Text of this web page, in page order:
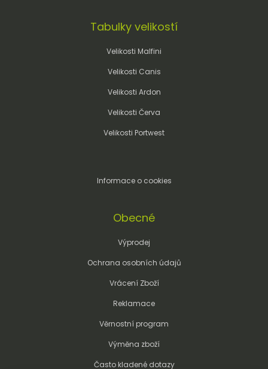
Tabulky velikostí
Velikosti Malfini
Velikosti Canis
Velikosti Ardon
Velikosti Červa
Velikosti Portwest
Informace o cookies
Obecné
Výprodej
Ochrana osobních údajů
Vrácení Zboží
Reklamace
Věrnostní program
Výměna zboží
Často kladené dotazy